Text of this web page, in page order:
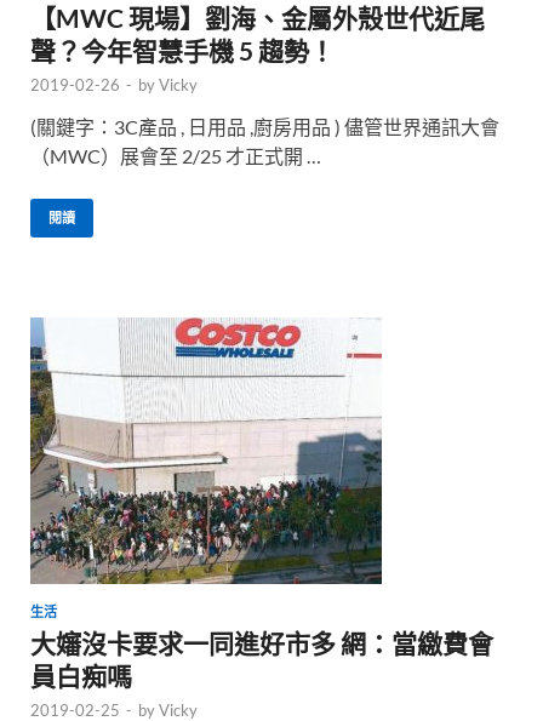
【MWC 現場】劉海、金屬外殼世代近尾
聲？今年智慧手機 5 趨勢！
2019-02-26 - byVicky
(關鍵字：3C產品 , 日用品 ,廚房用品 ) 儘管世界通訊大會
（MWC）展會至 2/25 才正式開 …
閱讀
生活
大嬸沒卡要求一同進好市多 網：當繳費會
員白痴嗎
2019-02-25 - byVicky